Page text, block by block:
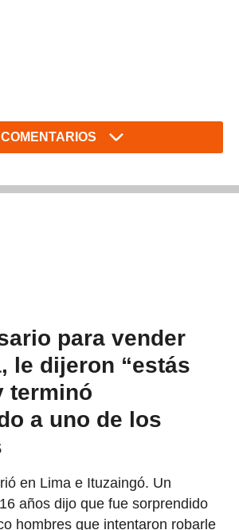
COMENTARIOS